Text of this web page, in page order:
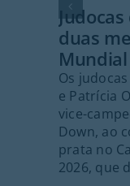
duas
Mundial
Os
e Patrícia
vice-
Down, ao
prata no
2026, que